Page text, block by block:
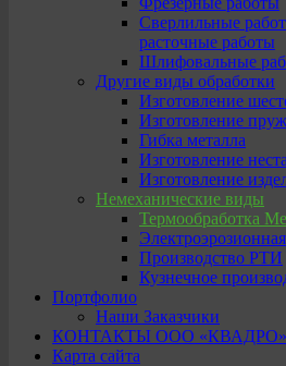
Сверлильные
расточные работы
Шлифовальные
Другие виды обработки
Изготовление
Изготовление
Гибка металла
Изготовление
Изготовление
Немеханические виды
Термообработка
Производство РТИ
Кузнечное
Портфолио
Наши Заказчики
КОНТАКТЫ ООО «КВАДРО»
Карта сайта